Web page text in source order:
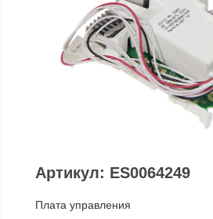
Артикул: ES0064249
Плата управления